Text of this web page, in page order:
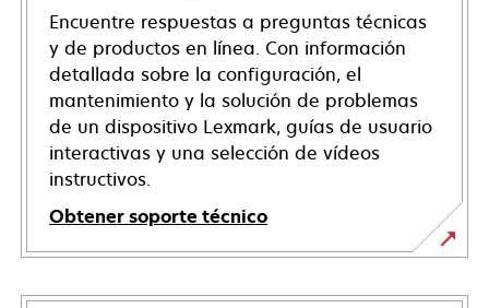
Encuentre respuestas a preguntas técnicas
y de productos en línea. Con información
detallada sobre la configuración, el
mantenimiento y la solución de problemas
de un dispositivo Lexmark, guías de usuario
interactivas y una selección de vídeos
instructivos.
Obtener soporte técnico
se
abre